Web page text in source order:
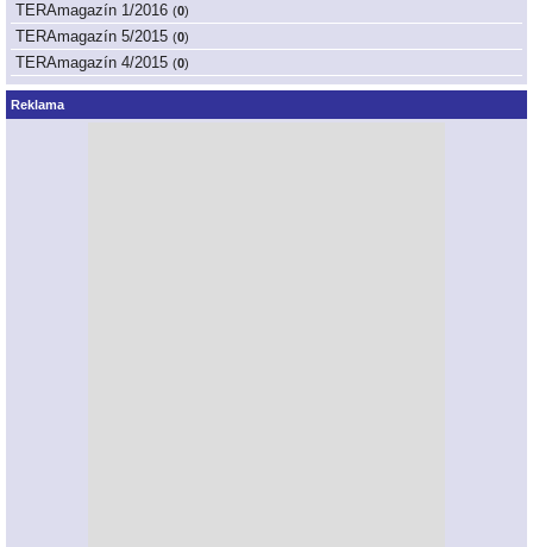
TERAmagazín 1/2016 (0)
TERAmagazín 5/2015 (0)
TERAmagazín 4/2015 (0)
Reklama